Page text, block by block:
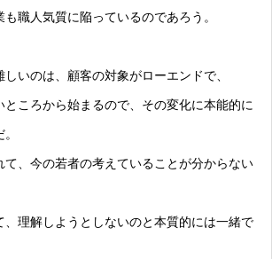
も職人気質に陥っているのであろう。
いのは、顧客の対象がローエンドで、
ところから始まるので、その変化に本能的に
て、今の若者の考えていることが分からない
、理解しようとしないのと本質的には一緒で